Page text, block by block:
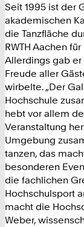
Seit 1995 ist der
akademischen
die Tanzfläche
RWTH Aachen
Allerdings gab er
Freude aller
wirbelte. „Der
Hochschule
hebt vor allem
Veranstaltung
Umgebung
tanzen, das
besonderen
die fachlichen
Hochschulsport
macht die
Weber,